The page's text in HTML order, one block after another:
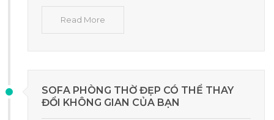
Read More
SOFA PHÒNG THỜ ĐẸP CÓ THỂ THAY
ĐỔI KHÔNG GIAN CỦA BẠN